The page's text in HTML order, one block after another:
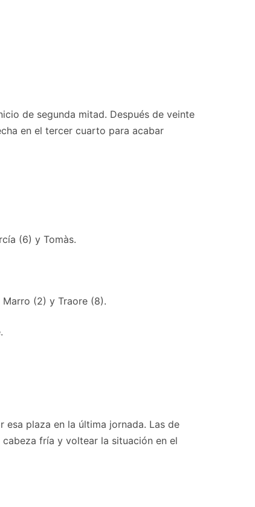
de segunda mitad. Después de veinte
en el tercer cuarto para acabar
(6) y Tomàs.
(2) y Traore (8).
plaza en la última jornada. Las de
fría y voltear la situación en el